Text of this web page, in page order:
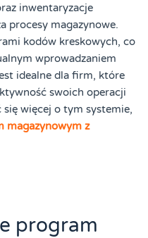
inwentaryzacje
procesy magazynowe.
kodów kreskowych, co
wprowadzaniem
idealne dla firm, które
swoich operacji
więcej o tym systemie,
magazynowym z
program